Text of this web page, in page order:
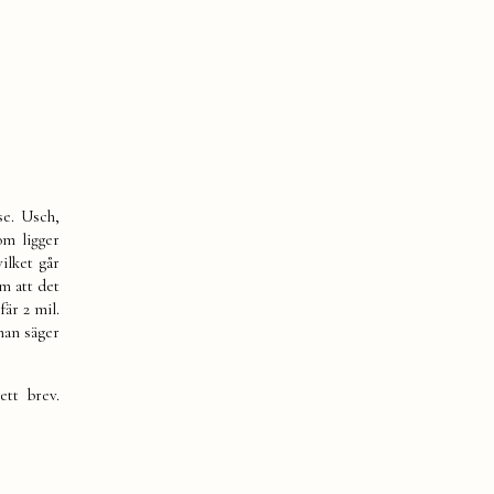
Usch,
ligger
går
att det
2 mil.
säger
brev.